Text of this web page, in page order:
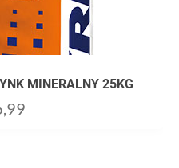
MINERALNY 25KG